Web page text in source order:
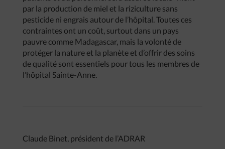
par la production de miel et la riziculture sans
pesticide ni engrais autour de l’hôpital. Toutes ces
contraintes ont un coût, surtout dans un pays
pauvre comme Madagascar, mais la volonté de
protéger la nature et la planète et d’offrir des soins
de qualité sont essentiels pour tous les membres de
l’hôpital Sainte-Anne.
Claude Binet, président de l’ADRAR